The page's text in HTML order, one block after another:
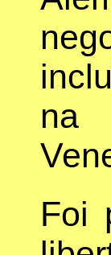
na
Foi